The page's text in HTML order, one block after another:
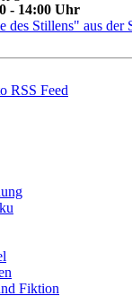
- 14:00 Uhr
des Stillens" aus der
RSS Feed
Fiktion